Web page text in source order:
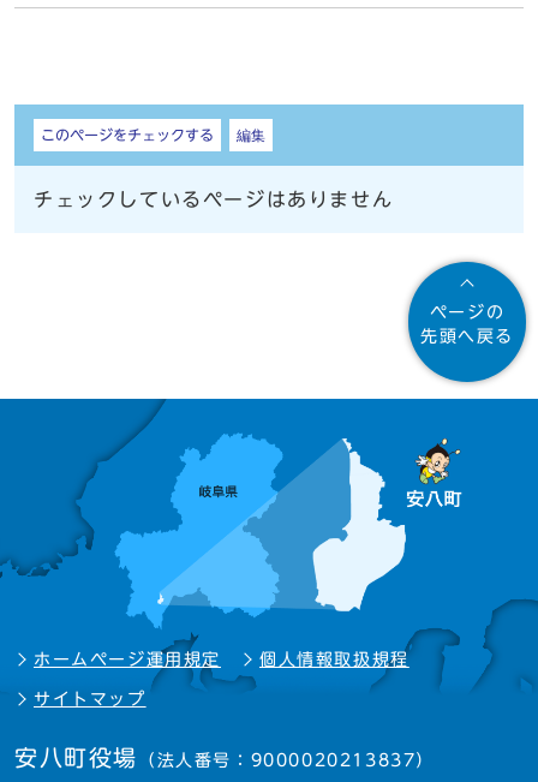
しおり
このページをチェックする 編集
チェックしているページはありません
ページの
先頭へ戻る
ホームページ運用規定 個人情報取扱規程
サイトマップ
安八町役場 （法人番号：9000020213837）